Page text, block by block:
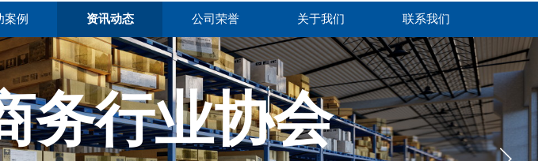
案例 资讯动态 公司荣誉 关于我们 联系我们
务行业协会